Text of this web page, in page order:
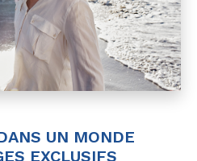
UN MONDE
EXCLUSIFS